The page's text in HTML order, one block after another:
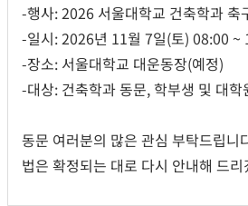
-행사: 2026 서울대학교 건축학과 축
-일시: 2026년 11월 7일(토) 08:00 ~
-장소: 서울대학교 대운동장(예정)
-대상: 건축학과 동문, 학부생 및 대학
동문 여러분의 많은 관심 부탁드립니
법은 확정되는 대로 다시 안내해 드